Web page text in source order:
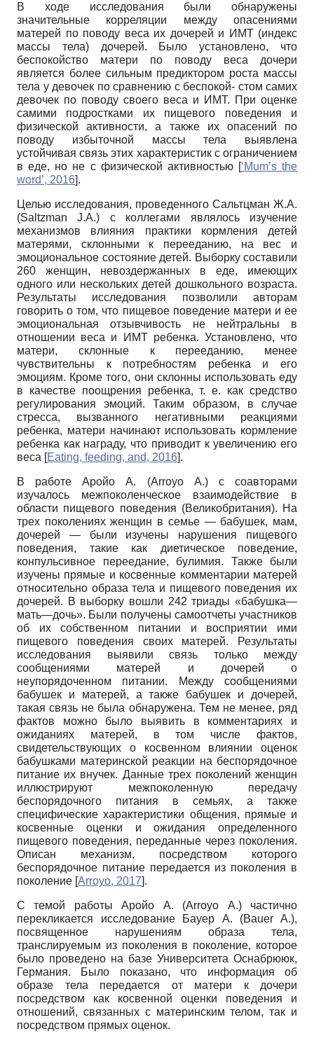
В ходе исследования были обнаружены
значительные корреляции между опасениями
матерей по поводу веса их дочерей и ИМТ (индекс
массы тела) дочерей. Было установлено, что
беспокойство матери по поводу веса дочери
является более сильным предиктором роста массы
тела у девочек по сравнению с беспокой- стом самих
девочек по поводу своего веса и ИМТ. При оценке
самими подростками их пищевого поведения и
физической активности, а также их опасений по
поводу избыточной массы тела выявлена
устойчивая связь этих характеристик с ограничением
в еде, но не с физической активностью [‘Mum’s the
word’, 2016].
Целью исследования, проведенного Сальтцман Ж.А.
(Saltzman J.A.) с коллегами являлось изучение
механизмов влияния практики кормления детей
матерями, склонными к перееданию, на вес и
эмоциональное состояние детей. Выборку составили
260 женщин, невоздержанных в еде, имеющих
одного или нескольких детей дошкольного возраста.
Результаты исследования позволили авторам
говорить о том, что пищевое поведение матери и ее
эмоциональная отзывчивость не нейтральны в
отношении веса и ИМТ ребенка. Установлено, что
матери, склонные к перееданию, менее
чувствительны к потребностям ребенка и его
эмоциям. Кроме того, они склонны использовать еду
в качестве поощрения ребенка, т. е. как средство
регулирования эмоций. Таким образом, в случае
стресса, вызванного негативными реакциями
ребенка, матери начинают использовать кормление
ребенка как награду, что приводит к увеличению его
веса [Eating, feeding, and, 2016].
В работе Аройо А. (Arroyo А.) c соавторами
изучалось межпоколенческое взаимодействие в
области пищевого поведения (Великобритания). На
трех поколениях женщин в семье — бабушек, мам,
дочерей — были изучены нарушения пищевого
поведения, такие как диетическое поведение,
конпульсивное переедание, булимия. Также были
изучены прямые и косвенные комментарии матерей
относительно образа тела и пищевого поведения их
дочерей. В выборку вошли 242 триады «бабушка—
мать—дочь». Были получены самоотчеты участников
об их собственном питании и восприятии ими
пищевого поведения своих матерей. Результаты
исследования выявили связь только между
сообщениями матерей и дочерей о
неупорядоченном питании. Между сообщениями
бабушек и матерей, а также бабушек и дочерей,
такая связь не была обнаружена. Тем не менее, ряд
фактов можно было выявить в комментариях и
ожиданиях матерей, в том числе фактов,
свидетельствующих о косвенном влиянии оценок
бабушками материнской реакции на беспорядочное
питание их внучек. Данные трех поколений женщин
иллюстрируют межпоколенную передачу
беспорядочного питания в семьях, а также
специфические характеристики общения, прямые и
косвенные оценки и ожидания определенного
пищевого поведения, переданные через поколения.
Описан механизм, посредством которого
беспорядочное питание передается из поколения в
поколение [Arroyo, 2017].
С темой работы Аройо А. (Arroyo А.) частично
перекликается исследование Бауер А. (Bauer A.),
посвященное нарушениям образа тела,
транслируемым из поколения в поколение, которое
было проведено на базе Университета Оснабрююк,
Германия. Было показано, что информация об
образе тела передается от матери к дочери
посредством как косвенной оценки поведения и
отношений, связанных с материнским телом, так и
посредством прямых оценок.